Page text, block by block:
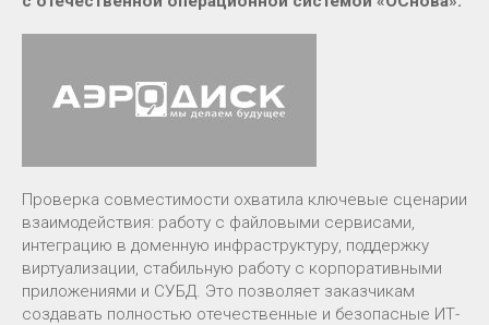
Проверка совместимости охватила ключевые сценарии
взаимодействия: работу с файловыми сервисами,
интеграцию в доменную инфраструктуру, поддержку
виртуализации, стабильную работу с корпоративными
приложениями и СУБД. Это позволяет заказчикам
создавать полностью отечественные и безопасные ИТ-